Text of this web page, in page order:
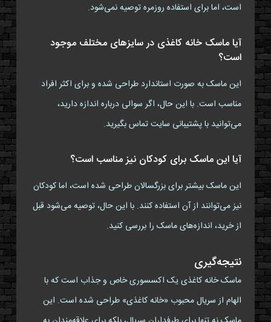
است، اما برای استفاده روزمره توصیه نمی‌شود.
آیا ماسک خانه کاغذی در سایزهای مختلف موجود
است؟
این ماسک به صورت استاندارد طراحی شده و برای اکثر افراد
مناسب است. با این حال، اگر سوالی درباره اندازه دارید،
می‌توانید با پشتیبانی سایت تماس بگیرید.
آیا این ماسک برای کودکان نیز مناسب است؟
این ماسک بیشتر برای بزرگسالان طراحی شده است، اما کودکان
نیز می‌توانند از آن استفاده کنند. با این حال، توصیه می‌شود قبل
از خرید، اندازه‌های ماسک را بررسی کنید.
نتیجه‌گیری
ماسک خانه کاغذی یک اکسسوری خاص و جذاب است که با
الهام از سریال محبوب «خانه کاغذی» طراحی شده است. این